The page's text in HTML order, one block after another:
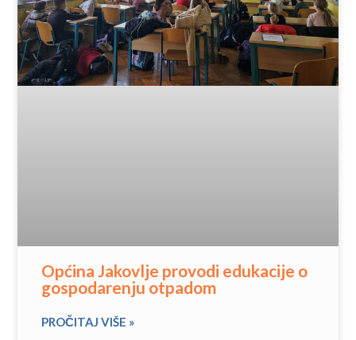
Općina Jakovlje provodi edukacije o
gospodarenju otpadom
PROČITAJ VIŠE »